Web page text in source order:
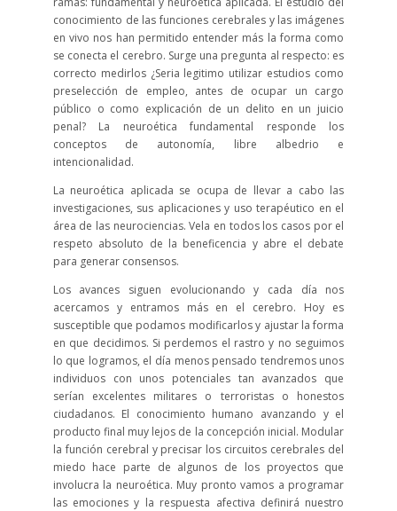
conocimiento de las funciones cerebrales y las imágenes
en vivo nos han permitido entender más la forma como
se conecta el cerebro. Surge una pregunta al respecto: es
correcto medirlos ¿Seria legitimo utilizar estudios como
preselección de empleo, antes de ocupar un cargo
público o como explicación de un delito en un juicio
penal? La neuroética fundamental responde los
conceptos de autonomía, libre albedrio e
intencionalidad.
La neuroética aplicada se ocupa de llevar a cabo las
investigaciones, sus aplicaciones y uso terapéutico en el
área de las neurociencias. Vela en todos los casos por el
respeto absoluto de la beneficencia y abre el debate
para generar consensos.
Los avances siguen evolucionando y cada día nos
acercamos y entramos más en el cerebro. Hoy es
susceptible que podamos modificarlos y ajustar la forma
en que decidimos. Si perdemos el rastro y no seguimos
lo que logramos, el día menos pensado tendremos unos
individuos con unos potenciales tan avanzados que
serían excelentes militares o terroristas o honestos
ciudadanos. El conocimiento humano avanzando y el
producto final muy lejos de la concepción inicial. Modular
la función cerebral y precisar los circuitos cerebrales del
miedo hace parte de algunos de los proyectos que
involucra la neuroética. Muy pronto vamos a programar
las emociones y la respuesta afectiva definirá nuestro